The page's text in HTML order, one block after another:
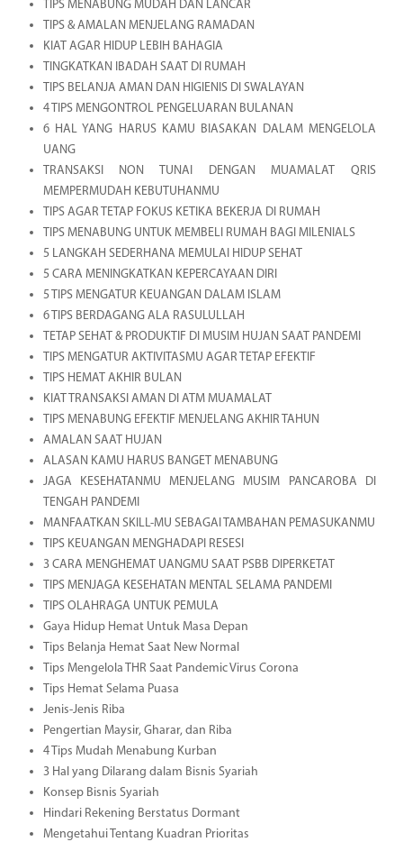
TIPS MENABUNG MUDAH DAN LANCAR
TIPS & AMALAN MENJELANG RAMADAN
KIAT AGAR HIDUP LEBIH BAHAGIA
TINGKATKAN IBADAH SAAT DI RUMAH
TIPS BELANJA AMAN DAN HIGIENIS DI SWALAYAN
4 TIPS MENGONTROL PENGELUARAN BULANAN
6 HAL YANG HARUS KAMU BIASAKAN DALAM MENGELOLA
UANG
TRANSAKSI NON TUNAI DENGAN MUAMALAT QRIS
MEMPERMUDAH KEBUTUHANMU
TIPS AGAR TETAP FOKUS KETIKA BEKERJA DI RUMAH
TIPS MENABUNG UNTUK MEMBELI RUMAH BAGI MILENIALS
5 LANGKAH SEDERHANA MEMULAI HIDUP SEHAT
5 CARA MENINGKATKAN KEPERCAYAAN DIRI
5 TIPS MENGATUR KEUANGAN DALAM ISLAM
6 TIPS BERDAGANG ALA RASULULLAH
TETAP SEHAT & PRODUKTIF DI MUSIM HUJAN SAAT PANDEMI
TIPS MENGATUR AKTIVITASMU AGAR TETAP EFEKTIF
TIPS HEMAT AKHIR BULAN
KIAT TRANSAKSI AMAN DI ATM MUAMALAT
TIPS MENABUNG EFEKTIF MENJELANG AKHIR TAHUN
AMALAN SAAT HUJAN
ALASAN KAMU HARUS BANGET MENABUNG
JAGA KESEHATANMU MENJELANG MUSIM PANCAROBA DI
TENGAH PANDEMI
MANFAATKAN SKILL-MU SEBAGAI TAMBAHAN PEMASUKANMU
TIPS KEUANGAN MENGHADAPI RESESI
3 CARA MENGHEMAT UANGMU SAAT PSBB DIPERKETAT
TIPS MENJAGA KESEHATAN MENTAL SELAMA PANDEMI
TIPS OLAHRAGA UNTUK PEMULA
Gaya Hidup Hemat Untuk Masa Depan
Tips Belanja Hemat Saat New Normal
Tips Mengelola THR Saat Pandemic Virus Corona
Tips Hemat Selama Puasa
Jenis-Jenis Riba
Pengertian Maysir, Gharar, dan Riba
4 Tips Mudah Menabung Kurban
3 Hal yang Dilarang dalam Bisnis Syariah
Konsep Bisnis Syariah
Hindari Rekening Berstatus Dormant
Mengetahui Tentang Kuadran Prioritas